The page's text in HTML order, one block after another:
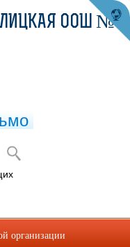
ООШ №8"
организации